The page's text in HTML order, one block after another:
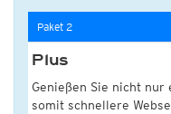
Paket 2
Plus
Genießen Sie nicht
somit schnellere